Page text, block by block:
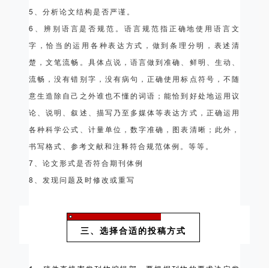
5、分析论文结构是否严谨。
6、辨别语言是否规范。语言规范指正确地使用语言文
字，恰当的运用各种表达方式，做到条理分明，表述清
楚，文笔流畅。具体点说，语言做到准确、鲜明、生动、
流畅，没有错别字，没有病句，正确使用标点符号，不随
意生造除自己之外谁也不懂的词语；能恰到好处地运用议
论、说明、叙述、描写乃至多媒体等表达方式，正确运用
各种科学公式、计量单位，数字准确，图表清晰；此外，
书写格式、参考文献和注释符合规范体例。等等。
7、论文形式是否符合期刊体例
8、发现问题及时修改或重写
三、选择合适的投稿方式